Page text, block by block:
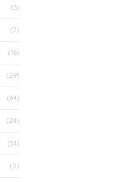
(3)
(7)
(16)
(29)
(64)
(24)
(34)
(2)